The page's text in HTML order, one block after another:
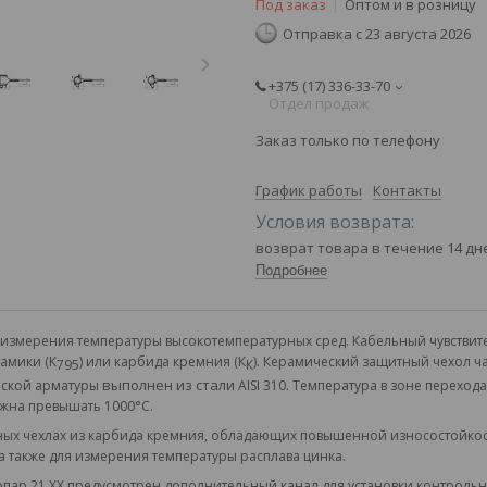
Под заказ
Оптом и в розницу
Отправка с 23 августа 2026
+375 (17) 336-33-70
Отдел продаж
Заказ только по телефону
График работы Контакты
возврат товара в течение 14
Подробнее
температуры высокотемпературных сред. Кабельный
(К795) или карбида кремния (КК). Керамический защитный чехол
арматуры выполнен из стали AISI 310. Температура в зоне
превышать 1000°С.
чехлах из карбида кремния, обладающих повышенной
также для измерения температуры расплава цинка.